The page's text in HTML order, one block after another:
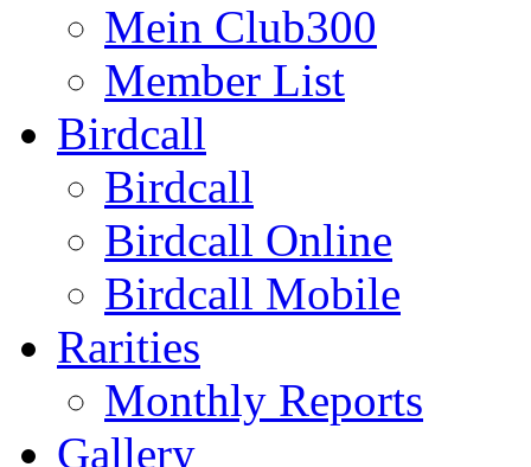
Mein Club300
Member List
Birdcall
Birdcall
Birdcall Online
Birdcall Mobile
Rarities
Monthly Reports
Gallery